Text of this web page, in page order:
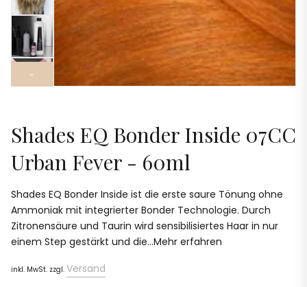
›
Shades EQ Bonder Inside 07CC
Urban Fever - 60ml
Shades EQ Bonder Inside ist die erste saure Tönung ohne
Ammoniak mit integrierter Bonder Technologie. Durch
Zitronensäure und Taurin wird sensibilisiertes Haar in nur
einem Step gestärkt und die...Mehr erfahren
inkl. MwSt. zzgl. Versand